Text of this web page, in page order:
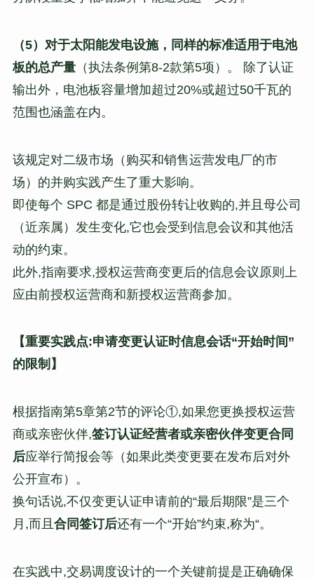
（5）对于太阳能发电设施，同样的标准适用于电池
板的总产量（执法条例第8-2款第5项）。 除了认证
输出外，电池板容量增加超过20%或超过50千瓦的
范围也涵盖在内。
该规定对二级市场（购买和销售运营发电厂的市
场）的并购实践产生了重大影响。
即使每个 SPC 都是通过股份转让收购的,并且母公司
（近亲属）发生变化,它也会受到信息会议和其他活
动的约束。
此外,指南要求,授权运营商变更后的信息会议原则上
应由前授权运营商和新授权运营商参加。
【重要实践点:申请变更认证时信息会话“开始时间”
的限制】
根据指南第5章第2节的评论①,如果您更换授权运营
商或亲密伙伴,签订认证经营者或亲密伙伴变更合同
后应举行简报会等（如果此类变更要在发布后对外
公开宣布）。
换句话说,不仅变更认证申请前的“最后期限”是三个
月,而且 合同签订后还有一个“开始”约束,称为“。
在实践中,交易调度设计的一个关键前提是正确确保